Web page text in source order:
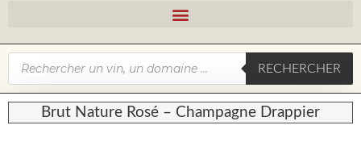
RECHERCHER
Brut Nature Rosé – Champagne Drappier